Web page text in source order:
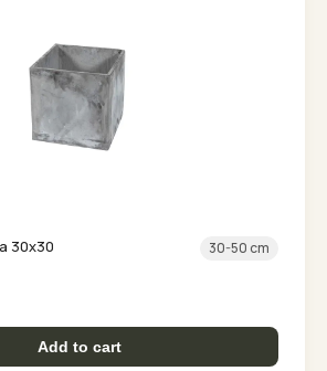
30x30 30-50 cm
Add to cart